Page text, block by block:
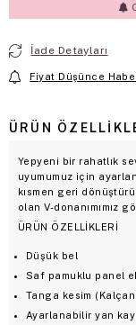
İade Detayları
Fiyat Düşünce
ÜRÜN
Yepyeni bir rahatlık
uyumumuz için
kısmen geri
olan V-donanımımız
ÜRÜN ÖZELLİKLERİ
Düşük bel
Saf pamuklu panel
Tanga kesim
Ayarlanabilir yan